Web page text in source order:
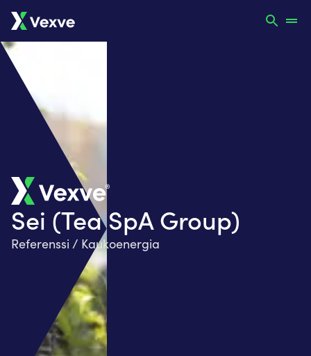
Sei (Tea SpA Group)
Referenssi / Kaukoenergia